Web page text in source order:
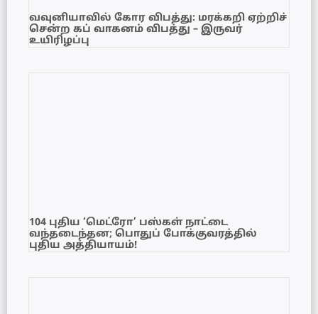
வவுனியாவில் கோர விபத்து: மரக்கறி ஏற்றிச்
சென்ற கப் வாகனம் விபத்து – இருவர்
உயிரிழப்பு
104 புதிய ‘மெட்ரோ’ பஸ்கள் நாட்டை
வந்தடைந்தன; பொதுப் போக்குவரத்தில்
புதிய அத்தியாயம்!